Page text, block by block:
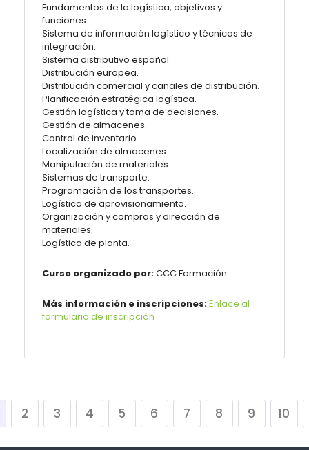
Fundamentos de la logística, objetivos y
funciones.
Sistema de información logístico y técnicas de
integración.
Sistema distributivo español.
Distribución europea.
Distribución comercial y canales de distribución.
Planificación estratégica logística.
Gestión logística y toma de decisiones.
Gestión de almacenes.
Control de inventario.
Localización de almacenes.
Manipulación de materiales.
Sistemas de transporte.
Programación de los transportes.
Logística de aprovisionamiento.
Organización y compras y dirección de
materiales.
Logística de planta.
Curso organizado por:CCCFormación
Más información e inscripciones:Enlace al
formulario de inscripción
2 3 4 5 6 7 8 9 10